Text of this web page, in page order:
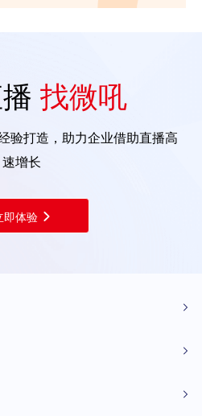
找微吼
验打造，助力企业借助直播高
速增长
即体验